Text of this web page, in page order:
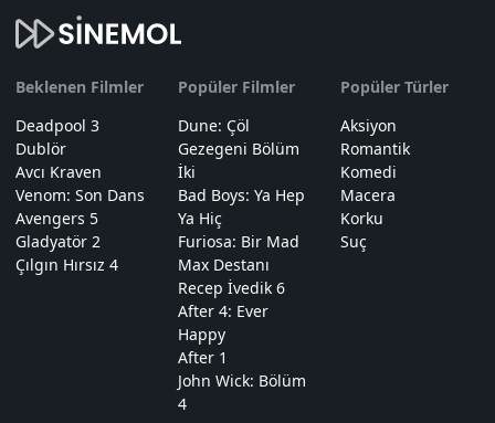
Beklenen Filmler
Deadpool 3
Dublör
Avcı Kraven
Venom: Son Dans
Avengers 5
Gladyatör 2
Çılgın Hırsız 4
Popüler Filmler
Dune: Çöl
Gezegeni Bölüm
İki
Bad Boys: Ya Hep
Ya Hiç
Furiosa: Bir Mad
Max Destanı
Recep İvedik 6
After 4: Ever
Happy
After 1
John Wick: Bölüm
4
Popüler Türler
Aksiyon
Romantik
Komedi
Macera
Korku
Suç